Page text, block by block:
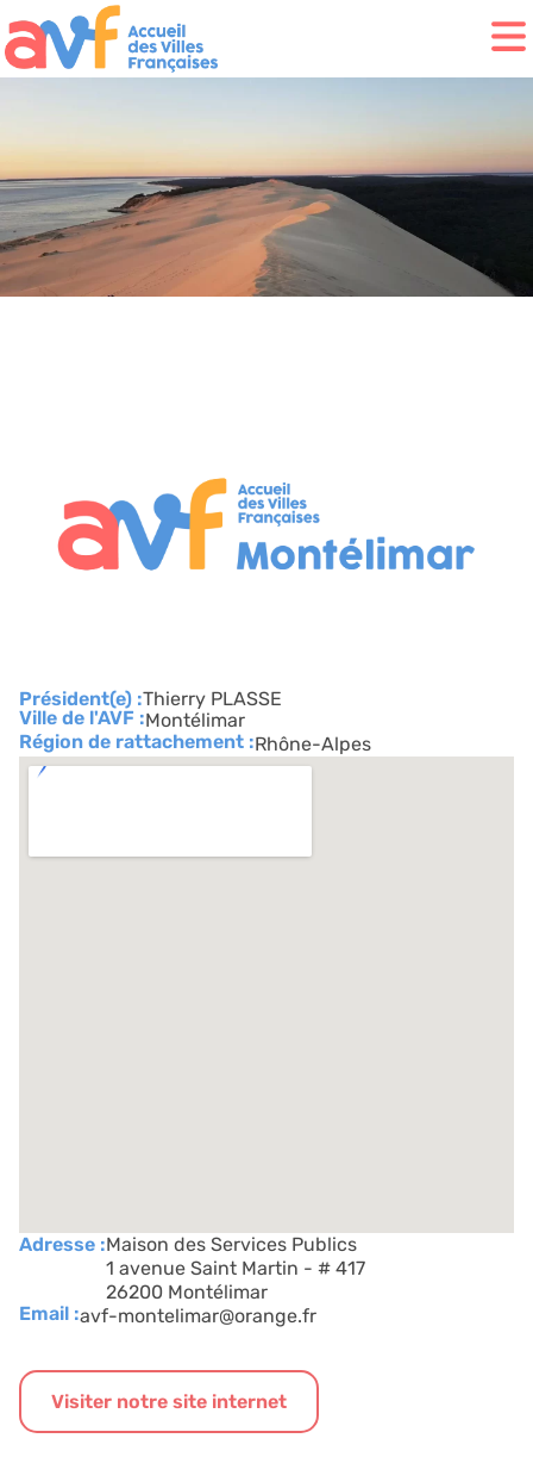
Président(e) :Thierry PLASSE
Ville de l'AVF :Montélimar
Région de rattachement :Rhône-Alpes
Adresse :Maison des Services Publics
1 avenue Saint Martin - # 417
26200 Montélimar
Email :avf-montelimar@orange.fr
Visiter notre site internet